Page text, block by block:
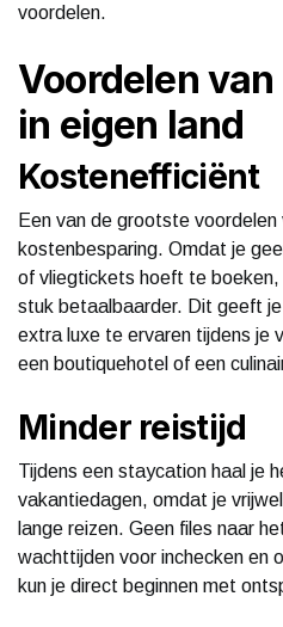
voordelen.
Voordelen
in eigen land
Kostenefficiënt
Een van de grootste
kostenbesparing. Omdat je
of vliegtickets hoeft te
stuk betaalbaarder. Dit geeft
extra luxe te ervaren tijdens je
een boutiquehotel of een
Minder reistijd
Tijdens een staycation haal je
vakantiedagen, omdat je
lange reizen. Geen files naar
wachttijden voor inchecken en
kun je direct beginnen met